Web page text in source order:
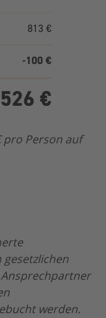
pro Person auf
werden.